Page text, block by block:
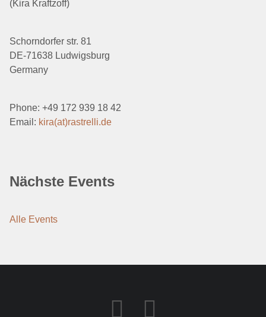
(Kira Kraftzoff)
Schorndorfer str. 81
DE-71638 Ludwigsburg
Germany
Phone: +49 172 939 18 42
Email: kira(at)rastrelli.de
Nächste Events
Alle Events